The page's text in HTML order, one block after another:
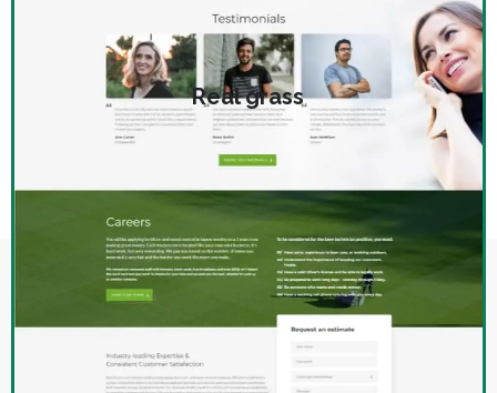
Real grass
BĘDĄ PRACOWAĆ PRZY
PAŃSTWA PROJEKCIE